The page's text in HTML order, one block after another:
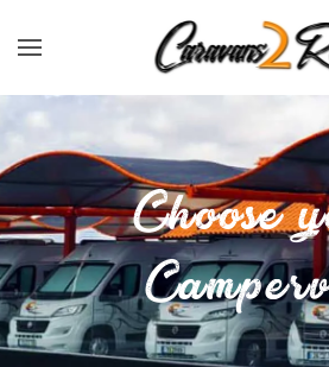
Zum Hauptinhalt springen
Choose